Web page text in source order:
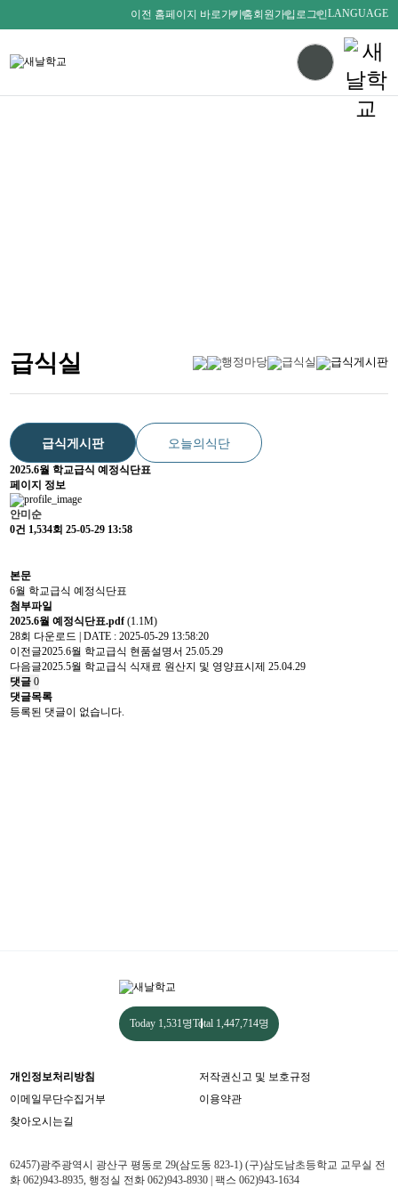
이전 홈페이지 바로가기홈회원가입 로그인LANGUAGE
급식실 행정마당 급식실 급식게시판
급식게시판 오늘의식단
2025.6월 학교급식 예정식단표
페이지 정보
안미순
0건 1,534회 25-05-29 13:58
본문
6월 학교급식 예정식단표
첨부파일
2025.6월 예정식단표.pdf(1.1M)
28회 다운로드 | DATE : 2025-05-29 13:58:20
이전글2025.6월 학교급식 현품설명서 25.05.29
다음글2025.5월 학교급식 식재료 원산지 및 영양표시제 25.04.29
댓글 0
댓글목록
등록된 댓글이 없습니다.
Today 1,531명Total 1,447,714명
개인정보처리방침
저작권신고 및 보호규정
이메일무단수집거부
이용약관
찾아오시는길
62457)광주광역시 광산구 평동로 29(삼도동 823-1) (구)삼도남초등학교 교무실 전
화 062)943-8935, 행정실 전화 062)943-8930 | 팩스 062)943-1634